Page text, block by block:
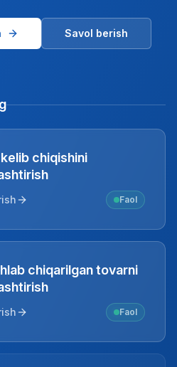
Savol berish
chiqishini
Faol
chiqarilgan tovarni
Faol